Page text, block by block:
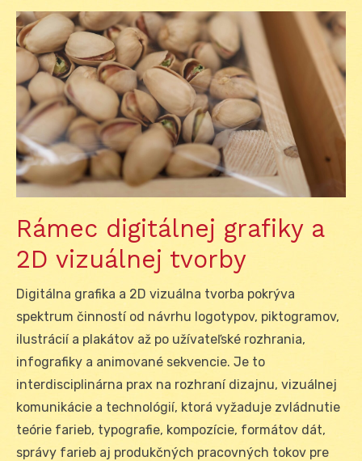
Rámec digitálnej grafiky a
2D vizuálnej tvorby
Digitálna grafika a 2D vizuálna tvorba pokrýva
spektrum činností od návrhu logotypov, piktogramov,
ilustrácií a plakátov až po užívateľské rozhrania,
infografiky a animované sekvencie. Je to
interdisciplinárna prax na rozhraní dizajnu, vizuálnej
komunikácie a technológií, ktorá vyžaduje zvládnutie
teórie farieb, typografie, kompozície, formátov dát,
správy farieb aj produkčných pracovných tokov pre